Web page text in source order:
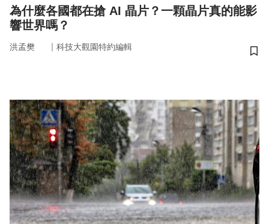
為什麼各國都在搶 AI 晶片？一顆晶片真的能影
響世界嗎？
洪孟樊 ｜ 科技大觀園特約編輯
儲